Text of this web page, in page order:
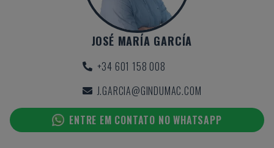
JOSÉ MARÍA GARCÍA
+34 601 158 008
J.GARCIA@GINDUMAC.COM
ENTRE EM CONTATO NO WHATSAPP